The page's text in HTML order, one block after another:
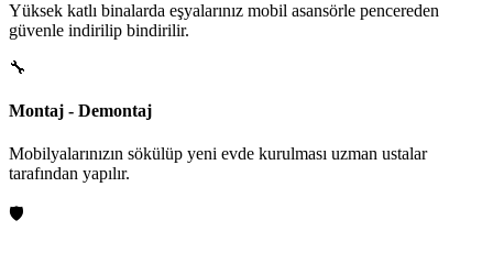
Yüksek katlı binalarda eşyalarınız mobil asansörle pencereden
güvenle indirilip bindirilir.
🔧
Montaj - Demontaj
Mobilyalarınızın sökülüp yeni evde kurulması uzman ustalar
tarafından yapılır.
🛡️